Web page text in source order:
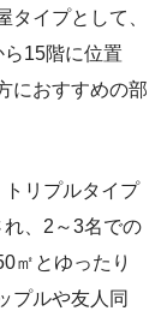
イプとして、
15階に位置
におすすめの部
リプルタイプ
、2～3名での
㎡とゆったり
プルや友人同